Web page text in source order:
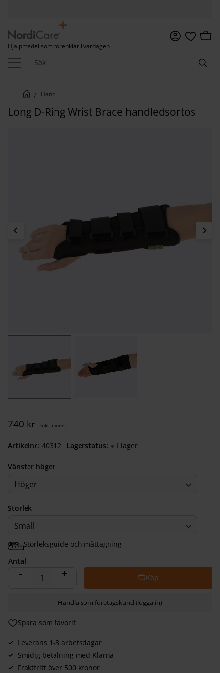
Hjälpmedel som förenklar i vardagen
Favoriter
Hand
Long D-Ring Wrist Brace handledsortos
740 kr
Vänster höger
Höger
Storlek
Small
Storleksguide och måttagning
Antal
+
-
Lägg till i favoriter
Handla som företagskund (logga in)
Leverans 1-3 arbetsdagar
Smidig betalning med Klarna
Fraktfritt över 500 kronor
Lagerstatus I lager
Artikelnr 403122040